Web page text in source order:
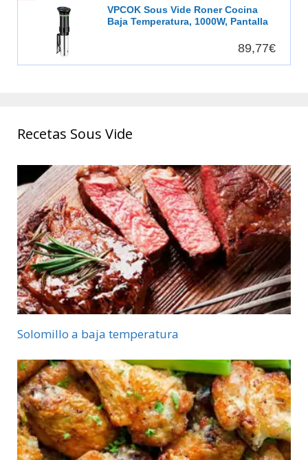
VPCOK Sous Vide Roner Cocina
Baja Temperatura, 1000W, Pantalla
Circulador, Máquina de Cocción al
Recetario
89,77€
Recetas Sous Vide
Solomillo a baja temperatura